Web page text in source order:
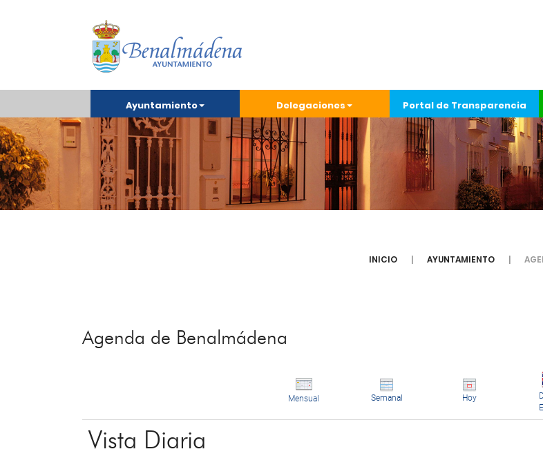
Ayuntamiento Delegaciones Portal de Transparencia
INICIO AYUNTAMIENTO
Agenda de Benalmádena
Mensual Semanal Hoy
Vista Diaria